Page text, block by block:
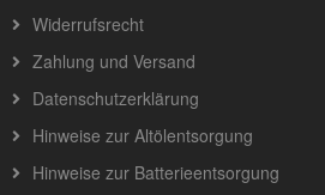
Widerrufsrecht
Zahlung und Versand
Datenschutzerklärung
Hinweise zur Altölentsorgung
Hinweise zur Batterieentsorgung